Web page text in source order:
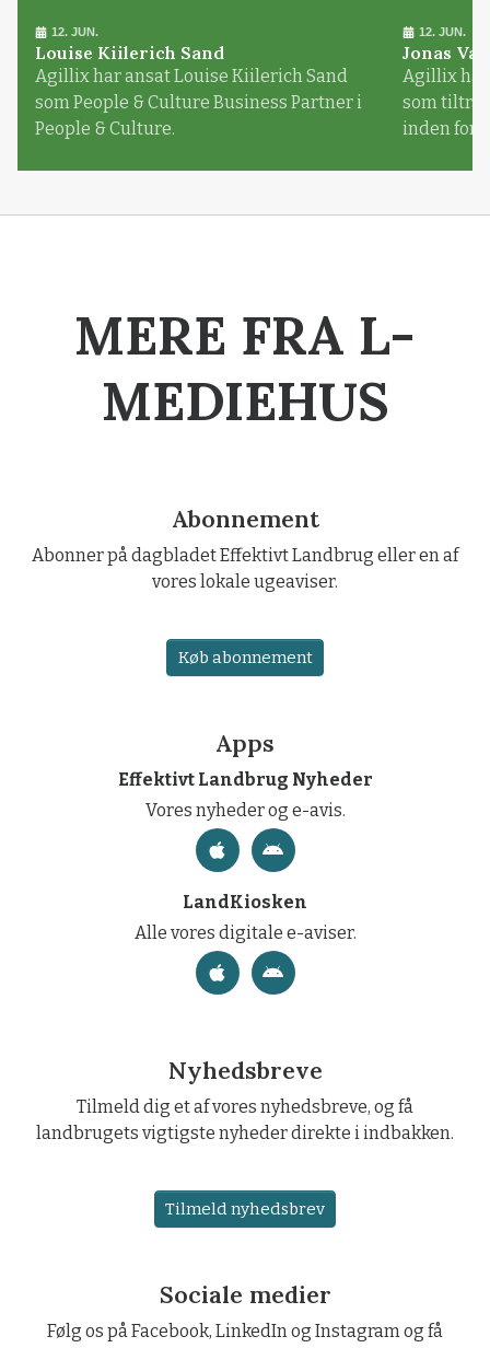
12. JUN.
Louise Kiilerich Sand
Agillix har ansat Louise Kiilerich Sand
som People & Culture Business Partner i
People & Culture.
12. JUN.
Jonas
Agillix har
som
inden for
MERE FRA L-
MEDIEHUS
Abonnement
Abonner på dagbladet Effektivt Landbrug eller en af
vores lokale ugeaviser.
Køb abonnement
Apps
Effektivt Landbrug Nyheder
Vores nyheder og e-avis.
LandKiosken
Alle vores digitale e-aviser.
Nyhedsbreve
Tilmeld dig et af vores nyhedsbreve, og få
landbrugets vigtigste nyheder direkte i indbakken.
Tilmeld nyhedsbrev
Sociale medier
Følg os på Facebook, LinkedIn og Instagram og få